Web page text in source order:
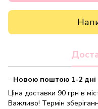
- Новою поштою 1-2 дні
Ціна доставки 90 грн в
Важливо! Термін